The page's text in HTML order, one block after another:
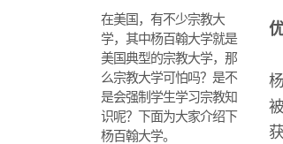
在美国，有不少宗教大
学，其中杨百翰大学就是
美国典型的宗教大学，那
么宗教大学可怕吗？是不
是会强制学生学习宗教知
识呢？下面为大家介绍下
杨百翰大学。